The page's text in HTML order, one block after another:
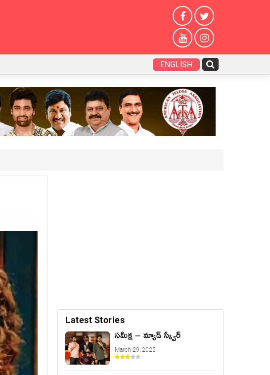
ENGLISH
Latest Stories
సమీక్ష – మ్యాడ్ స్క్వేర్
March 29, 2025